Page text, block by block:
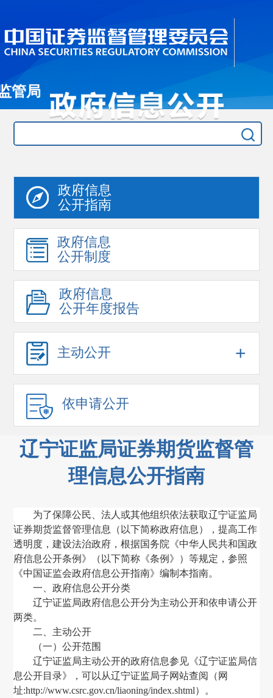
管局
政府信息
公开指南
政府信息
公开制度
政府信息
公开年度报告
主动公开 +
依申请公开
辽宁证监局证券期货监督管
理信息公开指南
为了保障公民、法人或其他组织依法获取辽宁证监局
证券期货监督管理信息
（ 以下简称政府信息 ）
，提高工作
透明度，建设法治政府，根据国务院《中华人民共和国政
府信息公开条例》
（ 以下简称《条例》 ）等规定，参照
《中国证监会政府信息公开指南》编制本指南。
一、政府信息公开分类
辽宁证监局政府信息公开分为主动公开和依申请公开
两类。
二、主动公开
（一）公开范围
辽宁证监局主动公开的政府信息参见《辽宁证监局信
息公开目录》
，可以从辽宁证监局子网站查阅 （ 网
址:http://www.csrc.gov.cn/liaoning/index.shtml） 。